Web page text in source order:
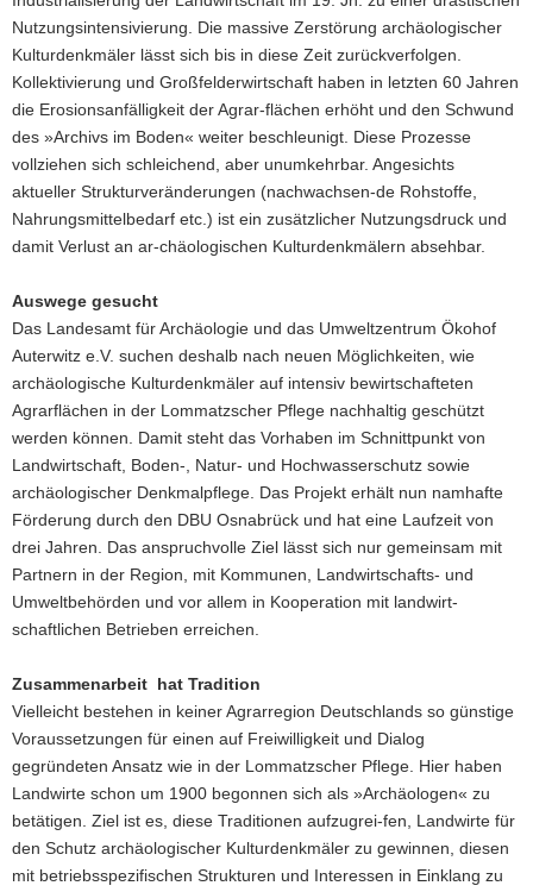
Nutzungsintensivierung. Die massive Zerstörung archäologischer
Kulturdenkmäler lässt sich bis in diese Zeit zurückverfolgen.
Kollektivierung und Großfelderwirtschaft haben in letzten 60 Jahren
die Erosionsanfälligkeit der Agrar-flächen erhöht und den Schwund
des »Archivs im Boden« weiter beschleunigt. Diese Prozesse
vollziehen sich schleichend, aber unumkehrbar. Angesichts
aktueller Strukturveränderungen (nachwachsen-de Rohstoffe,
Nahrungsmittelbedarf etc.) ist ein zusätzlicher Nutzungsdruck und
damit Verlust an ar-chäologischen Kulturdenkmälern absehbar.
Auswege gesucht
Das Landesamt für Archäologie und das Umweltzentrum Ökohof
Auterwitz e.V. suchen deshalb nach neuen Möglichkeiten, wie
archäologische Kulturdenkmäler auf intensiv bewirtschafteten
Agrarflächen in der Lommatzscher Pflege nachhaltig geschützt
werden können. Damit steht das Vorhaben im Schnittpunkt von
Landwirtschaft, Boden-, Natur- und Hochwasserschutz sowie
archäologischer Denkmalpflege. Das Projekt erhält nun namhafte
Förderung durch den DBU Osnabrück und hat eine Laufzeit von
drei Jahren. Das anspruchvolle Ziel lässt sich nur gemeinsam mit
Partnern in der Region, mit Kommunen, Landwirtschafts- und
Umweltbehörden und vor allem in Kooperation mit landwirt-
schaftlichen Betrieben erreichen.
Zusammenarbeit hat Tradition
Vielleicht bestehen in keiner Agrarregion Deutschlands so günstige
Voraussetzungen für einen auf Freiwilligkeit und Dialog
gegründeten Ansatz wie in der Lommatzscher Pflege. Hier haben
Landwirte schon um 1900 begonnen sich als »Archäologen« zu
betätigen. Ziel ist es, diese Traditionen aufzugrei-fen, Landwirte für
den Schutz archäologischer Kulturdenkmäler zu gewinnen, diesen
mit betriebsspezifischen Strukturen und Interessen in Einklang zu